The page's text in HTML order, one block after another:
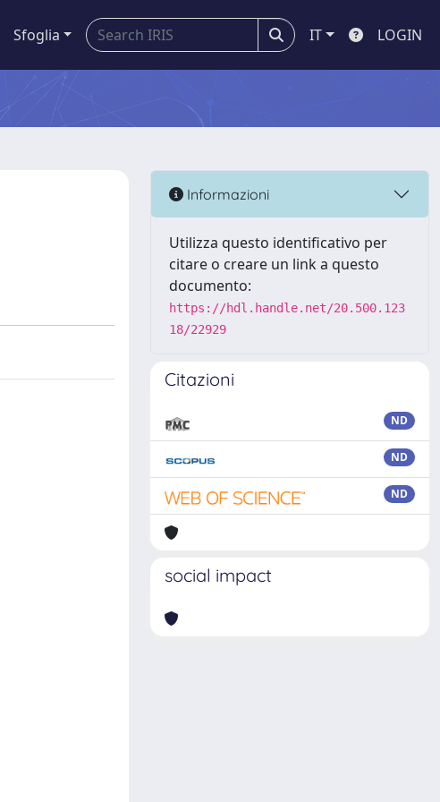
Sfoglia IT LOGIN
Informazioni
Utilizza questo identificativo per
citare o creare un link a questo
documento:
https://hdl.handle.net/20.500.123
18/22929
Citazioni
ND
ND
ND
social impact